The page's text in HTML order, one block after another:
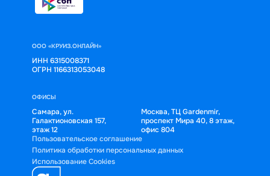
ООО «КРУИЗ.ОНЛАЙН»
ИНН 6315008371
ОГРН 1166313053048
ОФИСЫ
Самара, ул.
Галактионовская 157,
этаж 12
Москва, ТЦ Gardenmir,
проспект Мира 40, 8 этаж,
офис 804
Пользовательское соглашение
Политика обработки персональных данных
Использование Cookies